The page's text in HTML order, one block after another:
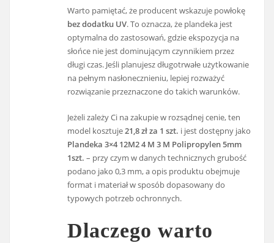
Warto pamiętać, że producent wskazuje powłokę
bez dodatku UV. To oznacza, że plandeka jest
optymalna do zastosowań, gdzie ekspozycja na
słońce nie jest dominującym czynnikiem przez
długi czas. Jeśli planujesz długotrwałe użytkowanie
na pełnym nasłonecznieniu, lepiej rozważyć
rozwiązanie przeznaczone do takich warunków.
Jeżeli zależy Ci na zakupie w rozsądnej cenie, ten
model kosztuje21,8 zł za 1 szt. i jest dostępny jako
Plandeka 3×4 12M2 4 M 3 M Polipropylen 5mm
1szt. – przy czym w danych technicznych grubość
podano jako 0,3 mm, a opis produktu obejmuje
format i materiał w sposób dopasowany do
typowych potrzeb ochronnych.
Dlaczego warto